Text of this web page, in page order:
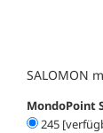
SALOMON
MondoPoint
245